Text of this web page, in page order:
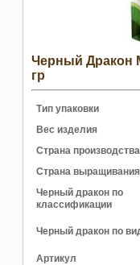
Черный Дракон
гр
Тип упаковки
Вес изделия
Страна производства
Страна выращивания
Черный дракон по
классификации
Черный дракон по
Артикул